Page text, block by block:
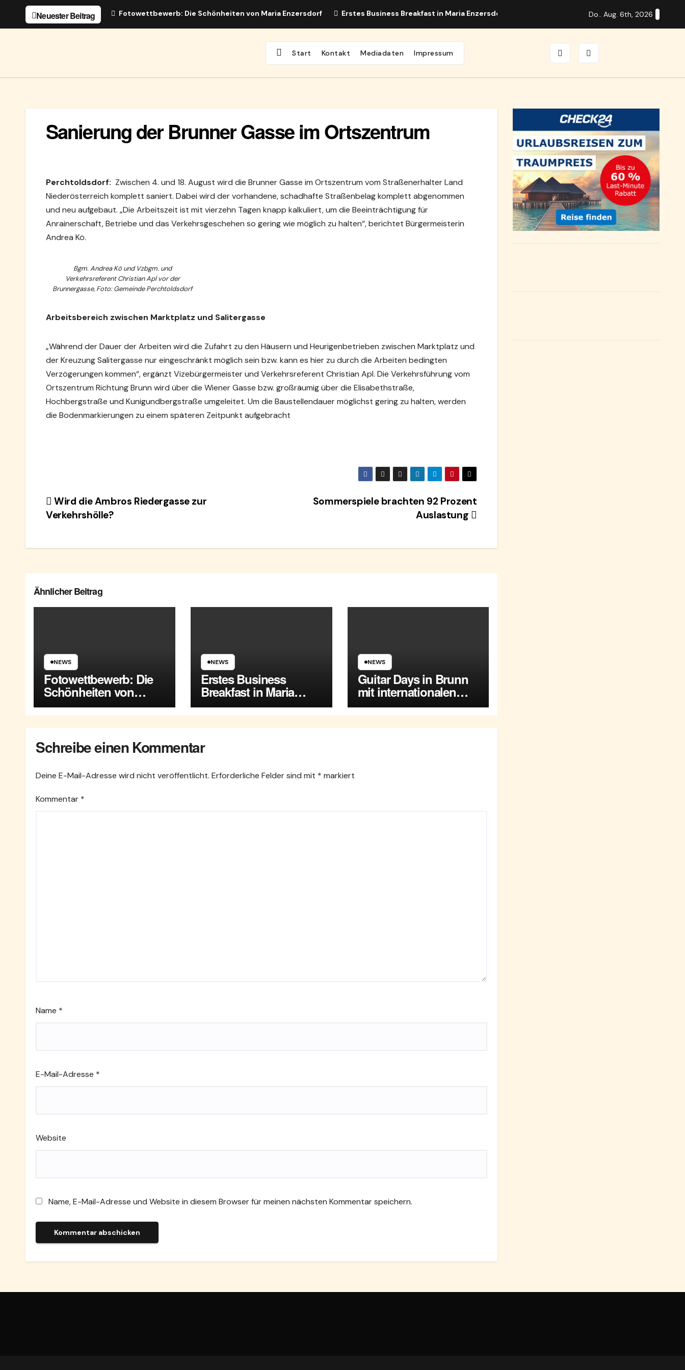
Neuester Beitrag Fotowettbewerb: Die Schönheiten von Maria Enzersdorf Erstes Business Breakfast in Maria Enzersdorf Guitar Days in Brunn mit internationalen
Do.. Aug. 6th, 2026
Start Kontakt Mediadaten Impressum
Sanierung der Brunner Gasse im Ortszentrum
Perchtoldsdorf: Zwischen 4. und 18. August wird die Brunner Gasse im Ortszentrum vom Straßenerhalter Land
Niederösterreich komplett saniert. Dabei wird der vorhandene, schadhafte Straßenbelag komplett abgenommen
und neu aufgebaut. „Die Arbeitszeit ist mit vierzehn Tagen knapp kalkuliert, um die Beeinträchtigung für
Anrainerschaft, Betriebe und das Verkehrsgeschehen so gering wie möglich zu halten“, berichtet Bürgermeisterin
Andrea Kö.
Bgm. Andrea Kö und Vzbgm. und
Verkehrsreferent Christian Apl vor der
Brunnergasse, Foto: Gemeinde Perchtoldsdorf
Arbeitsbereich zwischen Marktplatz und Salitergasse
„Während der Dauer der Arbeiten wird die Zufahrt zu den Häusern und Heurigenbetrieben zwischen Marktplatz und
der Kreuzung Salitergasse nur eingeschränkt möglich sein bzw. kann es hier zu durch die Arbeiten bedingten
Verzögerungen kommen“, ergänzt Vizebürgermeister und Verkehrsreferent Christian Apl. Die Verkehrsführung vom
Ortszentrum Richtung Brunn wird über die Wiener Gasse bzw. großräumig über die Elisabethstraße,
Hochbergstraße und Kunigundbergstraße umgeleitet. Um die Baustellendauer möglichst gering zu halten, werden
die Bodenmarkierungen zu einem späteren Zeitpunkt aufgebracht
Beitragsnavigation
Sommerspiele brachten 92 Prozent
Auslastung
Wird die Ambros Riedergasse zur
Verkehrshölle?
Ähnlicher Beitrag
NEWS
Fotowettbewerb: Die
Schönheiten von
Maria Enzersdorf
NEWS
Erstes Business
Breakfast in Maria
Enzersdorf
NEWS
Guitar Days in Brunn
mit internationalen
Spitzenmusikern
Schreibe einen Kommentar
Deine E-Mail-Adresse wird nicht veröffentlicht. Erforderliche Felder sind mit * markiert
Kommentar *
Name *
E-Mail-Adresse *
Website
Name, E-Mail-Adresse und Website in diesem Browser für meinen nächsten Kommentar speichern.